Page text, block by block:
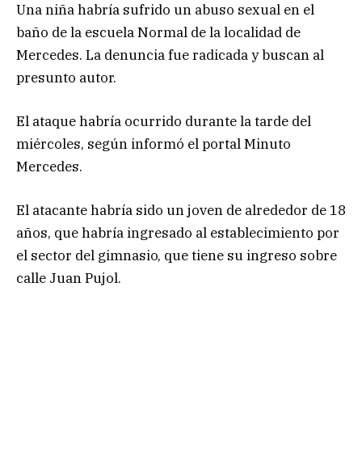
Una niña habría sufrido un abuso sexual en el
baño de la escuela Normal de la localidad de
Mercedes. La denuncia fue radicada y buscan al
presunto autor.
El ataque habría ocurrido durante la tarde del
miércoles, según informó el portal Minuto
Mercedes.
El atacante habría sido un joven de alrededor de 18
años, que habría ingresado al establecimiento por
el sector del gimnasio, que tiene su ingreso sobre
calle Juan Pujol.